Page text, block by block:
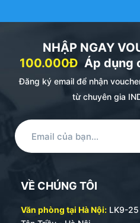
NHẬP NGAY
100.000Đ Áp dụng
Đăng ký email để nhận
từ chuyên gia
VỀ CHÚNG TÔI
Văn phòng tại Hà Nội: LK9-